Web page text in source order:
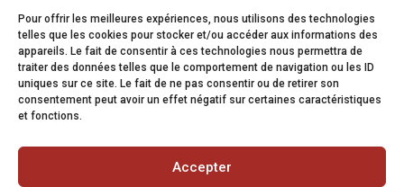
Pour offrir les meilleures expériences, nous utilisons des technologies
telles que les cookies pour stocker et/ou accéder aux informations des
appareils. Le fait de consentir à ces technologies nous permettra de
traiter des données telles que le comportement de navigation ou les ID
uniques sur ce site. Le fait de ne pas consentir ou de retirer son
consentement peut avoir un effet négatif sur certaines caractéristiques
et fonctions.
Accepter
eaux@vetroz.ch
Travaux publics
079 213 92 08